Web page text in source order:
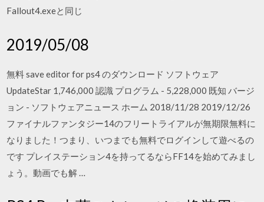
Fallout4.exeと同じ
2019/05/08
無料 save editor for ps4 のダウンロード ソフトウェア
UpdateStar 1,746,000 認識 プログラム - 5,228,000 既知 バージ
ョン - ソフトウェアニュース ホーム 2018/11/28 2019/12/26
ファイナルファンタジー14のフリートライアルが無期限無料に
なりました！つまり、いつまでも無料でログインして遊べるの
です プレイステーション4を持ってるならFF14を始めてみまし
ょう。動画でも解 …